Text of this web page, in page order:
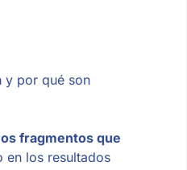
y por qué son
fragmentos que
en los resultados